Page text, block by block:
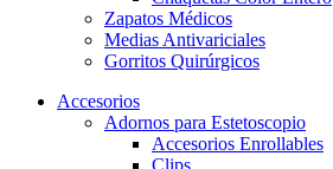
Zapatos Médicos
Medias Antivariciales
Gorritos Quirúrgicos
Accesorios
Adornos para Estetoscopio
Accesorios Enrollables
Clips